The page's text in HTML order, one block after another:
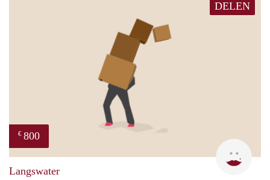
DELEN
€ 800
Langswater